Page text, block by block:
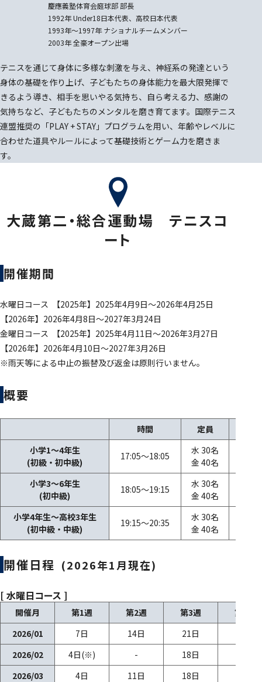
慶應義塾体育会庭球部 部長
1992年 Under18日本代表、高校日本代表
1993年～1997年 ナショナルチームメンバー
2003年 全豪オープン出場
テニスを通じて身体に多様な刺激を与え、神経系の発達という
身体の基礎を作り上げ、子どもたちの身体能力を最大限発揮で
きるよう導き、相手を思いやる気持ち、自ら考える力、感謝の
気持ちなど、子どもたちのメンタルを磨き育てます。国際テニス
連盟推奨の「PLAY + STAY」プログラムを用い、年齢やレベルに
合わせた道具やルールによって基礎技術とゲーム力を磨きま
す。
大蔵第二・総合運動場 テニスコ
ート
開催期間
水曜日コース 【2025年】2025年4月9日～2026年4月25日
【2026年】2026年4月8日～2027年3月24日
金曜日コース 【2025年】2025年4月11日～2026年3月27日
【2026年】2026年4月10日～2027年3月26日
※雨天等による中止の振替及び返金は原則行いません。
概要
時間 定員
小学1～4年生
(初級・初中級)
17:05～18:05
水 30名
金 40名
小学3～6年生
(初中級)
18:05～19:15
水 30名
金 40名
小学4年生～高校3年生
(初中級・中級)
19:15～20:35
水 30名
金 40名
開催日程 (2026年1月現在)
[ 水曜日コース ]
開催月 第1週 第2週 第3週
第4週
2026/01
7日 14日 21日
2026/02
4日(※) - 18日
2026/03
4日 11日 18日